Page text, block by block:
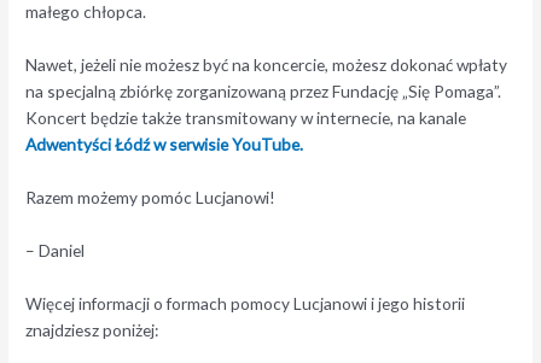
małego chłopca.
Nawet, jeżeli nie możesz być na koncercie, możesz dokonać wpłaty
na specjalną zbiórkę zorganizowaną przez Fundację „Się Pomaga”.
Koncert będzie także transmitowany w internecie, na kanale
Adwentyści Łódź w serwisie YouTube.
Razem możemy pomóc Lucjanowi!
– Daniel
Więcej informacji o formach pomocy Lucjanowi i jego historii
znajdziesz poniżej: